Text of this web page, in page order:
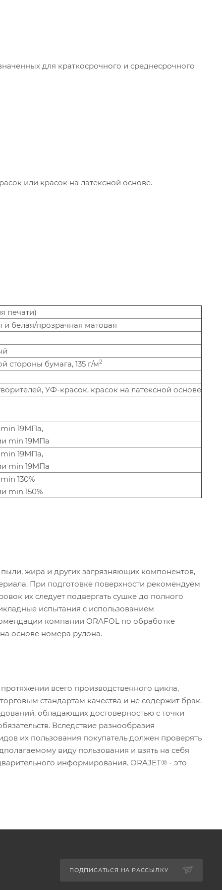
для краткосрочного и среднесрочного
или красок на латексной основе.
печати)
и белая/прозрачная матовая
стороны бумага, 135 г/м2
УФ-красок, красок на латексной основе
19МПа,
min 19МПа
19МПа,
min 19МПа
130%
min 150%
жира и других загрязняющих компонентов,
При подготовке поверхности рекомендуем
их следует подвергать сушке до полного
испытания с использованием
компании ORAFOL по обработке
основе номера рулона.
всего производственного цикла,
стандартам качества и не содержит брак.
обладающих достоверностью с точки
Вследствие разнообразия
их пользования покупатель должен проверять
виду пользования и взять на себя
информирования. ORAJET® - это
ПОДПИСАТЬСЯ НА РАССЫЛКУ